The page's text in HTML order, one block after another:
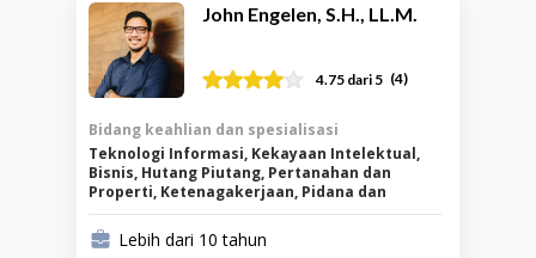
John Engelen, S.H., LL.M.
4.75 dari 5 (4)
Bidang keahlian dan spesialisasi
Teknologi Informasi, Kekayaan Intelektual,
Bisnis, Hutang Piutang, Pertanahan dan
Properti, Ketenagakerjaan, Pidana dan
Laporan Polisi
Lebih dari 10 tahun